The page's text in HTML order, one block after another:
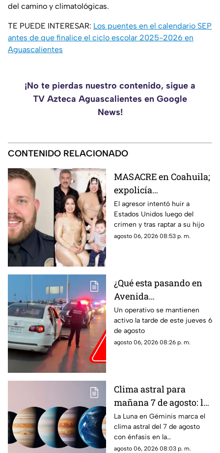
del camino y climatológicas.
TE PUEDE INTERESAR: Los puentes en el calendario SEP
antes de que finalice el ciclo escolar 2025-2026 en
Aguascalientes
¡No te pierdas nuestro contenido, sigue a
TV Azteca Aguascalientes en Google
News!
CONTENIDO RELACIONADO
MASACRE en Coahuila;
expolicía
estadounidense atacó a
la familia de su
expareja mexicana
luego de que le
familiar
El agresor intentó huir a
Estados Unidos luego del
crimen y tras raptar a su hijo
agosto 06, 2026 08:53 p. m.
¿Qué esta pasando en
Avenida
Aguascalientes?
Reportan persecución y
accidente vehicular
Un operativo se mantienen
activo la tarde de este jueves 6
de agosto
agosto 06, 2026 08:26 p. m.
Clima astral para
mañana 7 de agosto: la
Luna cambia a Géminis
y favorece la
comunicación
La Luna en Géminis marca el
clima astral del 7 de agosto
con énfasis en la
comunicación, las ideas y los
agosto 06, 2026 08:03 p. m.